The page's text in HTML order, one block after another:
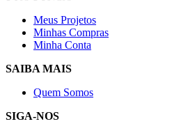
Meus Projetos
Minhas Compras
Minha Conta
SAIBA MAIS
Quem Somos
SIGA-NOS